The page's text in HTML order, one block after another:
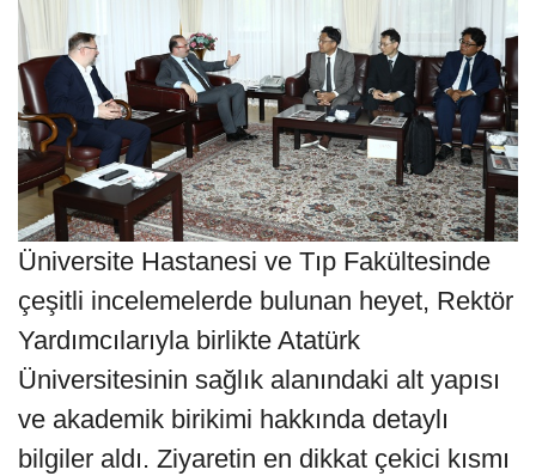
Üniversite Hastanesi ve Tıp Fakültesinde
çeşitli incelemelerde bulunan heyet, Rektör
Yardımcılarıyla birlikte Atatürk
Üniversitesinin sağlık alanındaki alt yapısı
ve akademik birikimi hakkında detaylı
bilgiler aldı. Ziyaretin en dikkat çekici kısmı